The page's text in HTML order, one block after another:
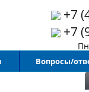
+7
+7
Вопросы/